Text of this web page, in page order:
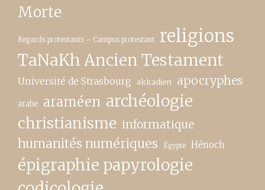
Morte
Regards protestants – Campus protestant religions
TaNaKh Ancien Testament
Université de Strasbourg akkadien apocryphes
arabe araméen archéologie
christianisme informatique
humanités numériques Égypte Hénoch
épigraphie papyrologie